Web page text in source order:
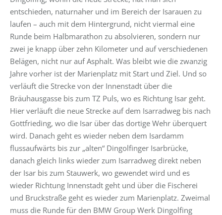
entschieden, naturnaher und im Bereich der Isarauen zu
laufen – auch mit dem Hintergrund, nicht viermal eine
Runde beim Halbmarathon zu absolvieren, sondern nur
zwei je knapp über zehn Kilometer und auf verschiedenen
Belägen, nicht nur auf Asphalt. Was bleibt wie die zwanzig
Jahre vorher ist der Marienplatz mit Start und Ziel. Und so
verläuft die Strecke von der Innenstadt über die
Bräuhausgasse bis zum TZ Puls, wo es Richtung Isar geht.
Hier verläuft die neue Strecke auf dem Isarradweg bis nach
Gottfrieding, wo die Isar über das dortige Wehr überquert
wird. Danach geht es wieder neben dem Isardamm
flussaufwärts bis zur „alten“ Dingolfinger Isarbrücke,
danach gleich links wieder zum Isarradweg direkt neben
der Isar bis zum Stauwerk, wo gewendet wird und es
wieder Richtung Innenstadt geht und über die Fischerei
und Bruckstraße geht es wieder zum Marienplatz. Zweimal
muss die Runde für den BMW Group Werk Dingolfing